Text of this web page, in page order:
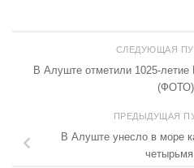
СЛЕДУЮЩАЯ
В Алуште отметили 1025-
(ФОТО)
ПРЕДЫДУЩАЯ
В Алуште унесло в море